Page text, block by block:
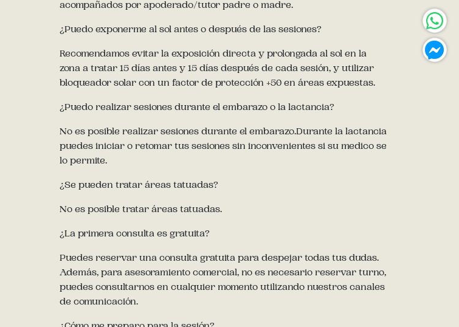
acompañados por apoderado/tutor padre o madre.
¿Puedo exponerme al sol antes o después de las sesiones?
Recomendamos evitar la exposición directa y prolongada al sol en la
zona a tratar 15 días antes y 15 días después de cada sesión, y utilizar
bloqueador solar con un factor de protección +50 en áreas expuestas.
¿Puedo realizar sesiones durante el embarazo o la lactancia?
No es posible realizar sesiones durante el embarazo.Durante la lactancia
puedes iniciar o retomar tus sesiones sin inconvenientes si su medico se
lo permite.
¿Se pueden tratar áreas tatuadas?
No es posible tratar áreas tatuadas.
¿La primera consulta es gratuita?
Puedes reservar una consulta gratuita para despejar todas tus dudas.
Además, para asesoramiento comercial, no es necesario reservar turno,
puedes consultarnos en cualquier momento utilizando nuestros canales
de comunicación.